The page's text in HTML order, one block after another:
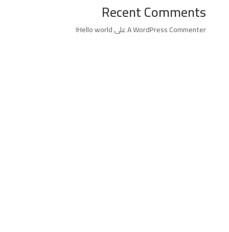
Recent Comments
A WordPress CommenterعلىHello world!